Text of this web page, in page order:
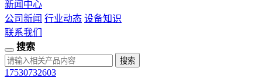
新闻中心
公司新闻 行业动态 设备知识
联系我们
搜索
17530732603